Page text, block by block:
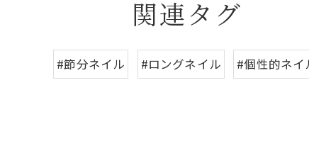
関連タグ
#節分ネイル #ロングネイル #個性的ネイ